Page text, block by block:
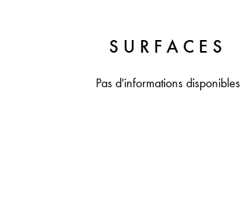
SURFACES
Pas d'informations disponibles